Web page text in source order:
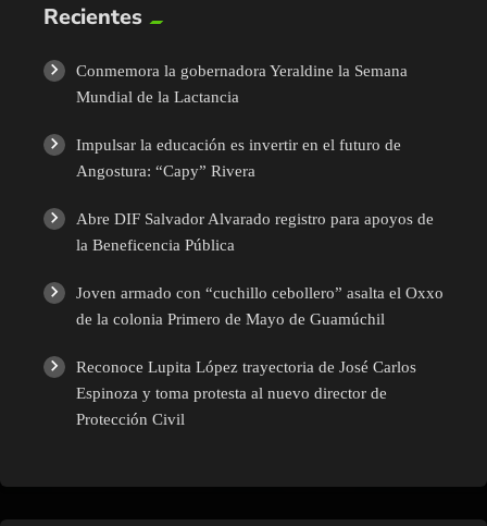
Recientes
Conmemora la gobernadora Yeraldine la Semana
Mundial de la Lactancia
Impulsar la educación es invertir en el futuro de
Angostura: “Capy” Rivera
Abre DIF Salvador Alvarado registro para apoyos de
la Beneficencia Pública
Joven armado con “cuchillo cebollero” asalta el Oxxo
de la colonia Primero de Mayo de Guamúchil
Reconoce Lupita López trayectoria de José Carlos
Espinoza y toma protesta al nuevo director de
Protección Civil